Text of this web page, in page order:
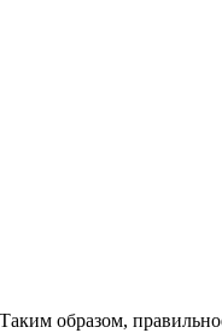
образом,